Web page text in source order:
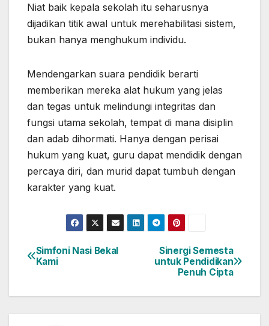
Niat baik kepala sekolah itu seharusnya
dijadikan titik awal untuk merehabilitasi sistem,
bukan hanya menghukum individu.
Mendengarkan suara pendidik berarti
memberikan mereka alat hukum yang jelas
dan tegas untuk melindungi integritas dan
fungsi utama sekolah, tempat di mana disiplin
dan adab dihormati. Hanya dengan perisai
hukum yang kuat, guru dapat mendidik dengan
percaya diri, dan murid dapat tumbuh dengan
karakter yang kuat.
Post
Sinergi Semesta
untuk Pendidikan
Penuh Cipta
Simfoni Nasi Bekal
Kami